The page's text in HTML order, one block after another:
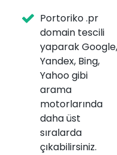
Portoriko .pr
domain tescili
yaparak Google,
Yandex, Bing,
Yahoo gibi
arama
motorlarında
daha üst
sıralarda
çıkabilirsiniz.